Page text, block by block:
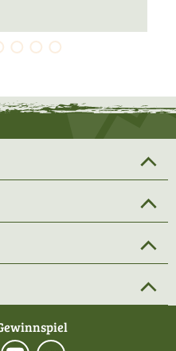
oder am Malbaum an
verwendet werden. Es
Geruch.